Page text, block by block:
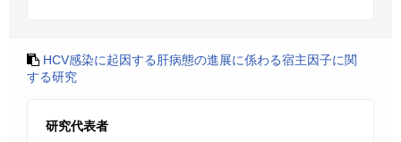
HCV感染に起因する肝病態の進展に係わる宿主因子に関
する研究
研究代表者